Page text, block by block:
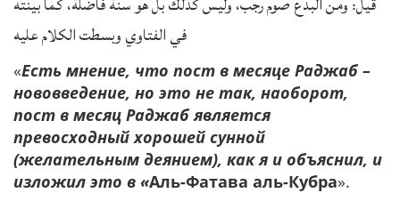
في الفتاوي وبسطت الكلام عليه
«Есть мнение, что пост в месяце Раджаб –
нововведение, но это не так, наоборот,
пост в месяц Раджаб является
превосходный хорошей сунной
(желательным деянием), как я и объяснил, и
изложил это в «Аль-Фатава аль-Кубра».